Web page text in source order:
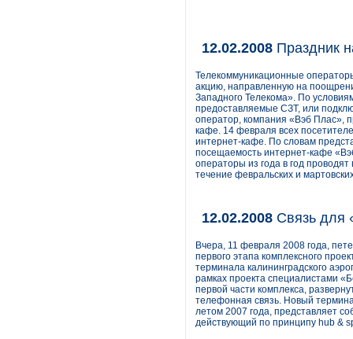
12.02.2008 Праздник
Телекоммуникационные
акцию, направленную на
Западного Телекома». По
предоставляемые СЗТ, или
оператор, компания «Вэб Плас»,
кафе. 14 февраля всех
интернет-кафе. По словам
посещаемость интернет-кафе
операторы из года в год
течение февральских и
12.02.2008 Связь для
Вчера, 11 февраля 2008 года,
первого этапа комплексного
терминала калининградского
рамках проекта специалистами
первой части комплекса,
телефонная связь. Новый
летом 2007 года, представляет
действующий по принципу hub &